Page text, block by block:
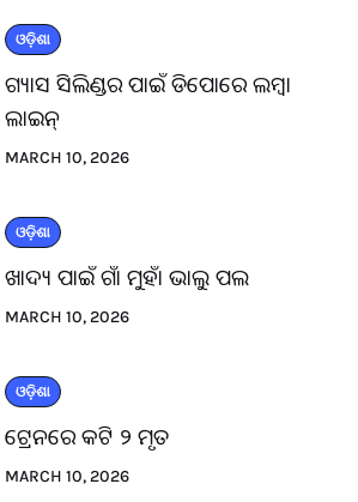
ଓଡ଼ିଶା
ଗ୍ୟାସ ସିଲିଣ୍ଡର ପାଇଁ ଡିପୋରେ ଲମ୍ବା
ଲାଇନ୍
MARCH 10, 2026
ଓଡ଼ିଶା
ଖାଦ୍ୟ ପାଇଁ ଗାଁ ମୁହାଁ ଭାଲୁ ପଲ
MARCH 10, 2026
ଓଡ଼ିଶା
ଟ୍ରେନରେ କଟି ୨ ମୃତ
MARCH 10, 2026